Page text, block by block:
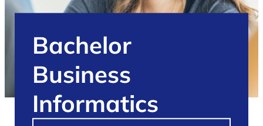
Bachelor
Business
Informatics